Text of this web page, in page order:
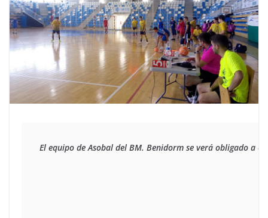
El equipo de Asobal del BM. Benidorm se verá obligado a